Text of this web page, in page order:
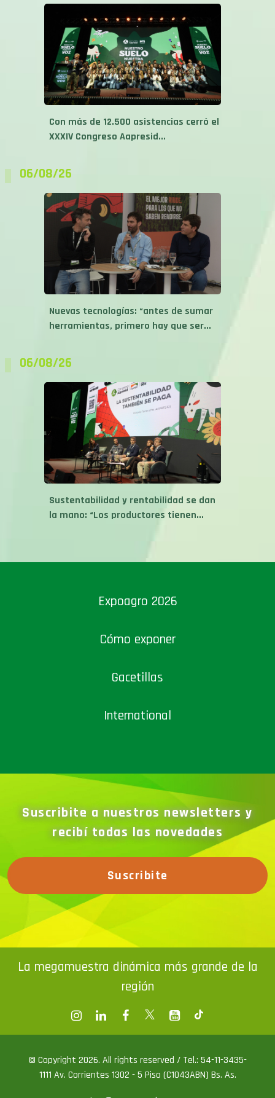
Con más de 12.500 asistencias cerró el
XXXIV Congreso Aapresid...
06/08/26
Nuevas tecnologías: “antes de sumar
herramientas, primero hay que ser...
06/08/26
Sustentabilidad y rentabilidad se dan
la mano: “Los productores tienen...
Expoagro 2026
Cómo exponer
Gacetillas
International
Suscribite a nuestros newsletters y
recibí todas las novedades
Suscribite
La megamuestra dinámica más grande de la
región
© Copyright 2026. All rights reserved / Tel.: 54-11-3435-
1111 Av. Corrientes 1302 - 5 Piso (C1043ABN) Bs. As.